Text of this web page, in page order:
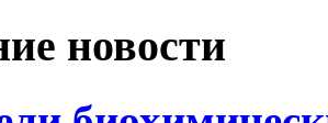
новости